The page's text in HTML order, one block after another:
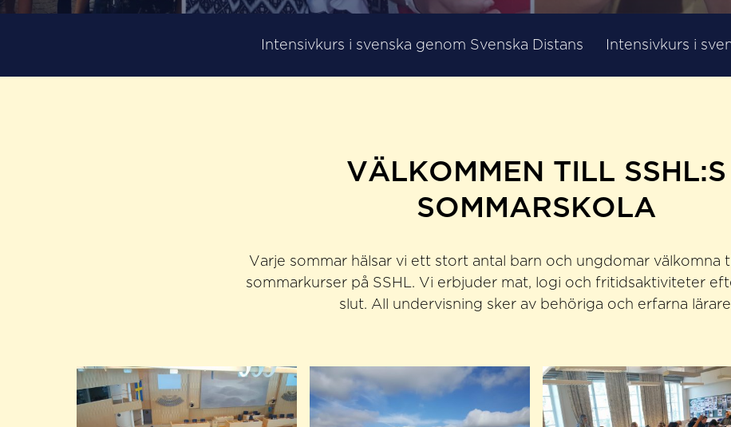
Intensivkurs i svenska genom Svenska Distans Intensivkurs i
VÄLKOMMEN TILL SSHL:S
SOMMARSKOLA
Varje sommar hälsar vi ett stort antal barn och ungdomar välkomna
sommarkurser på SSHL. Vi erbjuder mat, logi och fritidsaktiviteter
slut. All undervisning sker av behöriga och erfarna